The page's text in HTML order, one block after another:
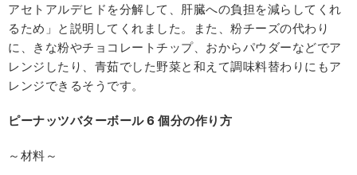
アセトアルデヒドを分解して、肝臓への負担を減らしてくれ
るため」と説明してくれました。また、粉チーズの代わり
に、きな粉やチョコレートチップ、おからパウダーなどでア
レンジしたり、青茹でした野菜と和えて調味料替わりにもア
レンジできるそうです。
ピーナッツバターボール 6 個分の作り方
～材料～